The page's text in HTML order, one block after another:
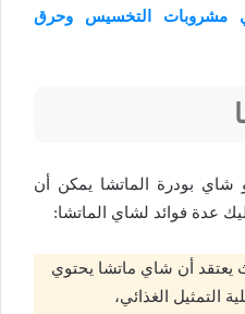
مشروبات التخسيس وحرق
بودرة الماتشا يمكن أن
عدة فوائد لشاي الماتشا:
أن شاي ماتشا يحتوي
التمثيل الغذائي،